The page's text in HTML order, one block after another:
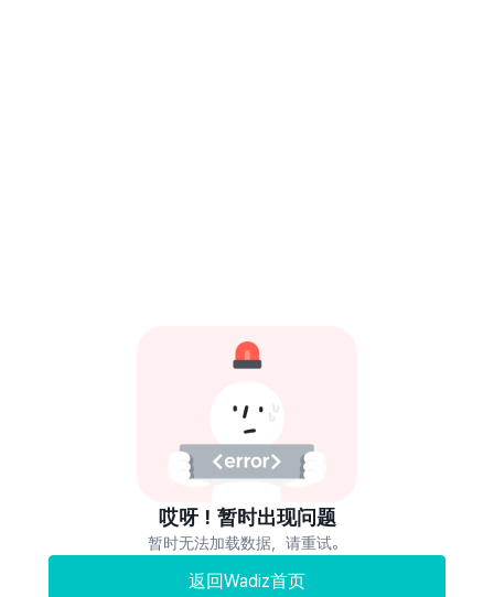
哎呀！暂时出现问题
暂时无法加载数据，请重试。
返回Wadiz首页